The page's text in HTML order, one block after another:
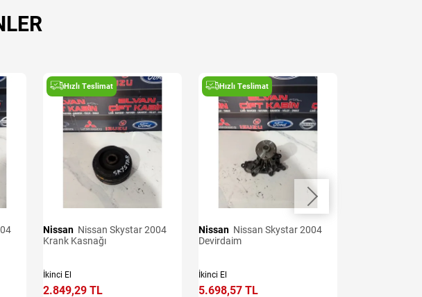
Hızlı Teslimat
Nissan
Krank Kasnağı
İkinci El
2.849,29 TL
Hızlı Teslimat
Nissan
Devirdaim
İkinci El
5.698,57 TL